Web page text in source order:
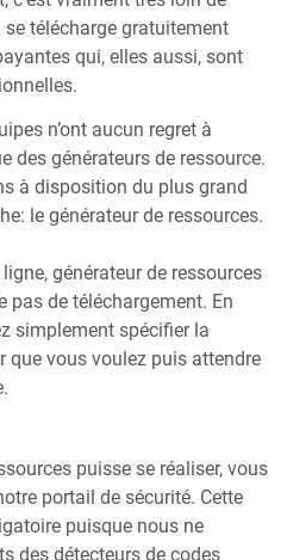
se télécharge gratuitement
qui, elles aussi, sont
n’ont aucun regret à
des générateurs de ressource.
à disposition du plus grand
le générateur de ressources.
générateur de ressources
pas de téléchargement. En
simplement spécifier la
que vous voulez puis attendre
puisse se réaliser, vous
portail de sécurité. Cette
puisque nous ne
des détecteurs de codes